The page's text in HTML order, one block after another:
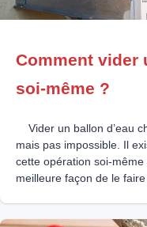
Comment vider
soi-même ?
Vider un ballon d’eau
mais pas impossible. Il
cette opération soi-même
meilleure façon de le faire